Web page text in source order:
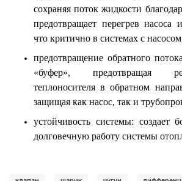
сохраняя поток жидкости
предотвращает перегрев насоса
что критично в системах с
предотвращение обратного
«буфер», предотвращая
теплоносителя в обратном
защищая как насос, так и
устойчивость системы: создает
долговечную работу системы